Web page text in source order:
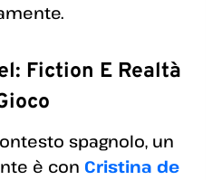
Fiction E Realtà
spagnolo, un
è con Cristina de